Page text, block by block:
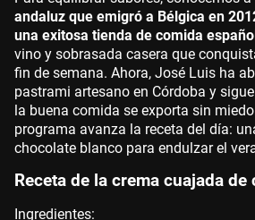
andaluz que emigró a Bélgica en
una exitosa tienda de comida
vino y sobrasada casera que
fin de semana. Ahora, José Luis ha
pastrami artesano en Córdoba y
la buena comida se exporta sin
programa avanza la receta del día:
chocolate blanco para endulzar el
Receta de la crema cuajada
Ingredientes: